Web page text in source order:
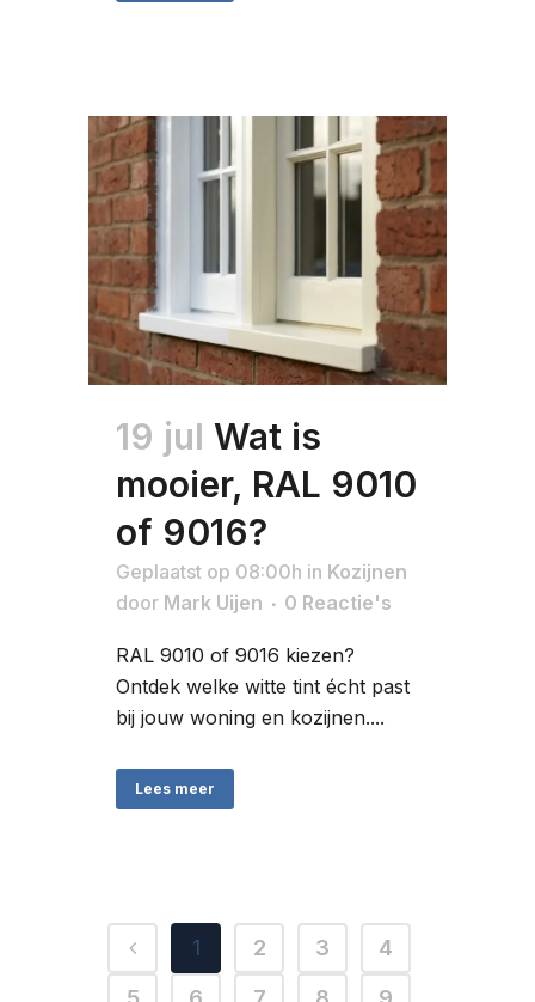
19 jul Wat is
mooier, RAL 9010
of 9016?
Geplaatst op 08:00h in Kozijnen
door Mark Uijen 0 Reactie's
RAL 9010 of 9016 kiezen?
Ontdek welke witte tint écht past
bij jouw woning en kozijnen....
Lees meer
1 2 3
4